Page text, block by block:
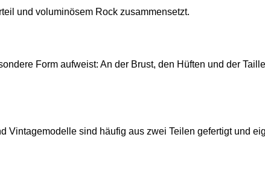
und voluminösem Rock zusammensetzt.
Form aufweist: An der Brust, den Hüften und der
Vintagemodelle sind häufig aus zwei Teilen gefertigt und